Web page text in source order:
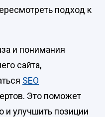
подход к
и понимания
сайта,
SEO
Это поможет
и улучшить позиции